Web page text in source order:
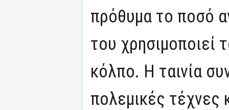
πρόθυμα το ποσό
του χρησιμοποιεί
κόλπο. Η ταινία
πολεμικές τέχνες